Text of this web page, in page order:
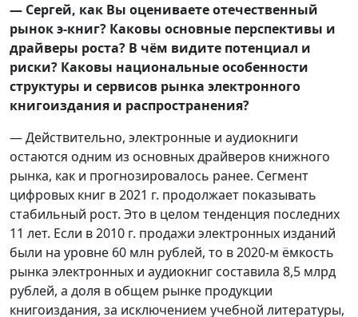
— Сергей, как Вы оцениваете отечественный
рынок э-книг? Каковы основные перспективы и
драйверы роста? В чём видите потенциал и
риски? Каковы национальные особенности
структуры и сервисов рынка электронного
книгоиздания и распространения?
— Действительно, электронные и аудиокниги
остаются одним из основных драйверов книжного
рынка, как и прогнозировалось ранее. Сегмент
цифровых книг в 2021 г. продолжает показывать
стабильный рост. Это в целом тенденция последних
11 лет. Если в 2010 г. продажи электронных изданий
были на уровне 60 млн рублей, то в 2020-м ёмкость
рынка электронных и аудиокниг составила 8,5 млрд
рублей, а доля в общем рынке продукции
книгоиздания, за исключением учебной литературы,